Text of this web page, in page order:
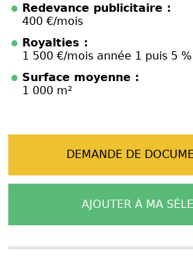
Redevance publicitaire :
400 €/mois
Royalties :
1 500 €/mois année 1 puis 5 %
Surface moyenne :
1 000 m²
DEMANDE DE
AJOUTER À MA